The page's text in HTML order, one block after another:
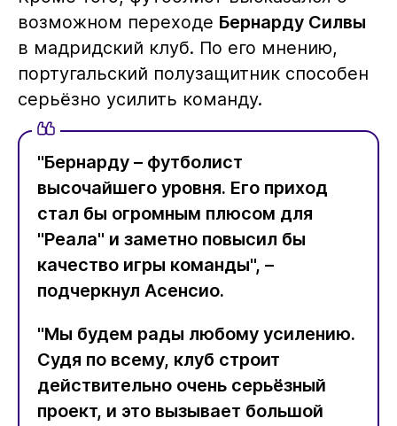
возможном переходе Бернарду Силвы
в мадридский клуб. По его мнению,
португальский полузащитник способен
серьёзно усилить команду.
"Бернарду – футболист
высочайшего уровня. Его приход
стал бы огромным плюсом для
"Реала" и заметно повысил бы
качество игры команды", –
подчеркнул Асенсио.
"Мы будем рады любому усилению.
Судя по всему, клуб строит
действительно очень серьёзный
проект, и это вызывает большой